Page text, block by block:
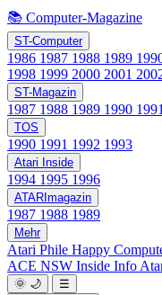
📚 Computer-Magazine
ST-Computer
1986 1987 1988 1989
1998 1999 2000 2001
ST-Magazin
1987 1988 1989 1990 1991
TOS
1990 1991 1992 1993
Atari Inside
1994 1995 1996
ATARImagazin
1987 1988 1989
Mehr
Atari Phile Happy
ACE NSW Inside Info
🌞 🌙
☰